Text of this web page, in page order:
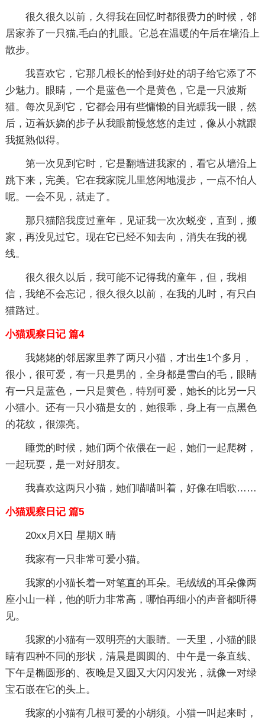
很久很久以前，久得我在回忆时都很费力的时候，邻
居家养了一只猫,毛白的扎眼。它总在温暖的午后在墙沿上
散步。
我喜欢它，它那几根长的恰到好处的胡子给它添了不
少魅力。眼睛，一个是蓝色一个是黄色，它是一只波斯
猫。每次见到它，它都会用有些慵懒的目光瞟我一眼，然
后，迈着妖娆的步子从我眼前慢悠悠的走过，像从小就跟
我挺熟似得。
第一次见到它时，它是翻墙进我家的，看它从墙沿上
跳下来，完美。它在我家院儿里悠闲地漫步，一点不怕人
呢。一会不见，就走了。
那只猫陪我度过童年，见证我一次次蜕变，直到，搬
家，再没见过它。现在它已经不知去向，消失在我的视
线。
很久很久以后，我可能不记得我的童年，但，我相
信，我绝不会忘记，很久很久以前，在我的儿时，有只白
猫路过。
小猫观察日记 篇4
我姥姥的邻居家里养了两只小猫，才出生1个多月，
很小，很可爱，有一只是男的，全身都是雪白的毛，眼睛
有一只是蓝色，一只是黄色，特别可爱，她长的比另一只
小猫小。还有一只小猫是女的，她很乖，身上有一点黑色
的花纹，很漂亮。
睡觉的时候，她们两个依偎在一起，她们一起爬树，
一起玩耍，是一对好朋友。
我喜欢这两只小猫，她们喵喵叫着，好像在唱歌……
小猫观察日记 篇5
20xx月X日 星期X 晴
我家有一只非常可爱小猫。
我家的小猫长着一对笔直的耳朵。毛绒绒的耳朵像两
座小山一样，他的听力非常高，哪怕再细小的声音都听得
见。
我家的小猫有一双明亮的大眼睛。一天里，小猫的眼
睛有四种不同的形状，清晨是圆圆的、中午是一条直线、
下午是椭圆形的、夜晚是又圆又大闪闪发光，就像一对绿
宝石嵌在它的头上。
我家的小猫有几根可爱的小胡须。小猫一叫起来时，